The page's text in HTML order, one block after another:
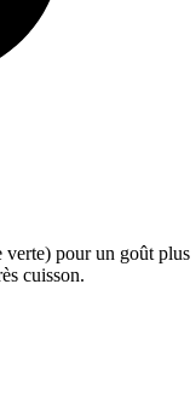
verte) pour un goût plus
cuisson.